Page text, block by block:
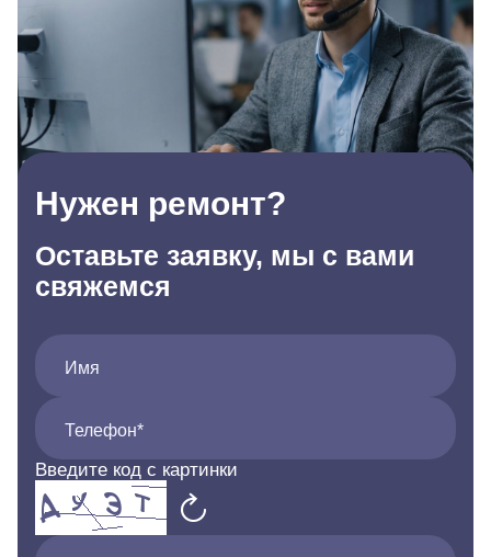
Нужен ремонт?
Оставьте заявку, мы с вами
свяжемся
Имя
Телефон*
Введите код с картинки